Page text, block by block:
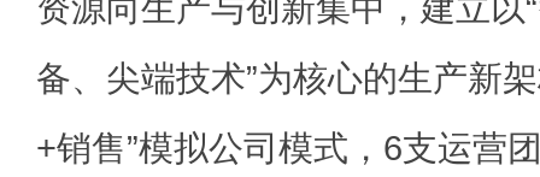
资源向生产与创新集中，建立以
备、尖端技术”为核心的生产新
+销售”模拟公司模式，6支运营